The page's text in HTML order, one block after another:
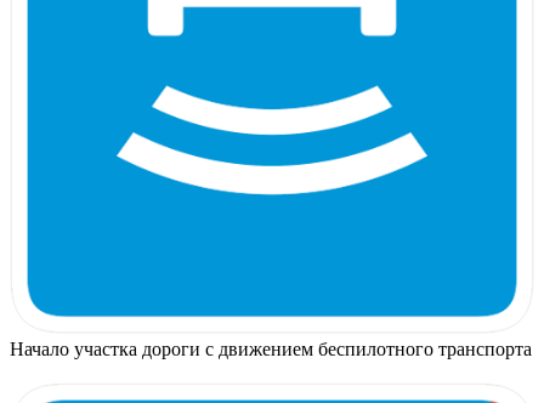
Начало участка дороги с движением беспилотного транспорта